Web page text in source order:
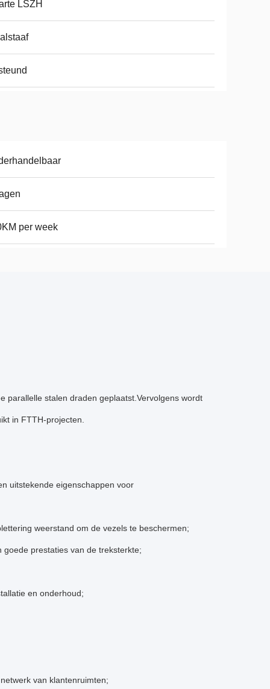
LSZH
per week
parallelle stalen draden geplaatst.Vervolgens wordt
in FTTH-projecten.
uitstekende eigenschappen voor
weerstand om de vezels te beschermen;
prestaties van de treksterkte;
en onderhoud;
van klantenruimten;